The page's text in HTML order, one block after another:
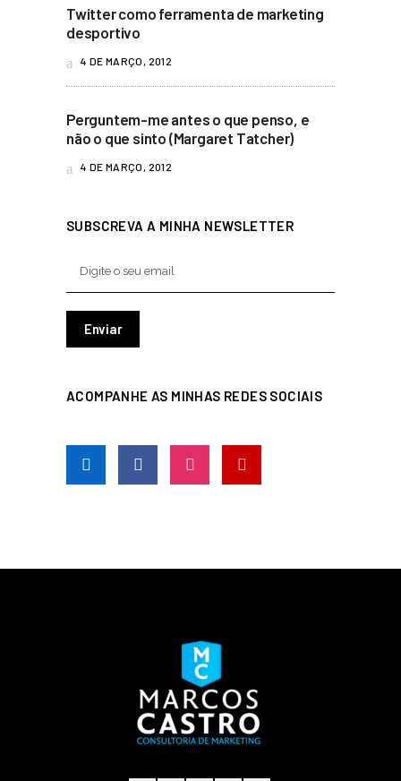
Twitter como ferramenta de marketing
desportivo
4 DE MARÇO, 2012
Perguntem-me antes o que penso, e
não o que sinto (Margaret Tatcher)
4 DE MARÇO, 2012
SUBSCREVA A MINHA NEWSLETTER
ACOMPANHE AS MINHAS REDES SOCIAIS